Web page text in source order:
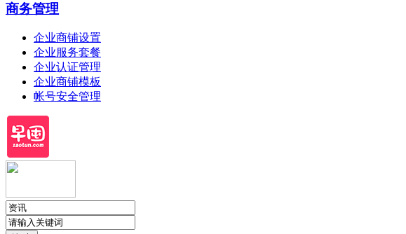
商务管理
企业商铺设置
企业服务套餐
企业认证管理
企业商铺模板
帐号安全管理